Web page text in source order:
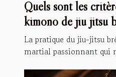
Quels sont les
kimono de jiu jitsu
La pratique du jiu-jitsu
martial passionnant qui